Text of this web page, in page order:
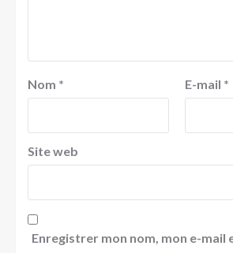
Nom * E-mail *
Site web
Enregistrer mon nom, mon e-mail